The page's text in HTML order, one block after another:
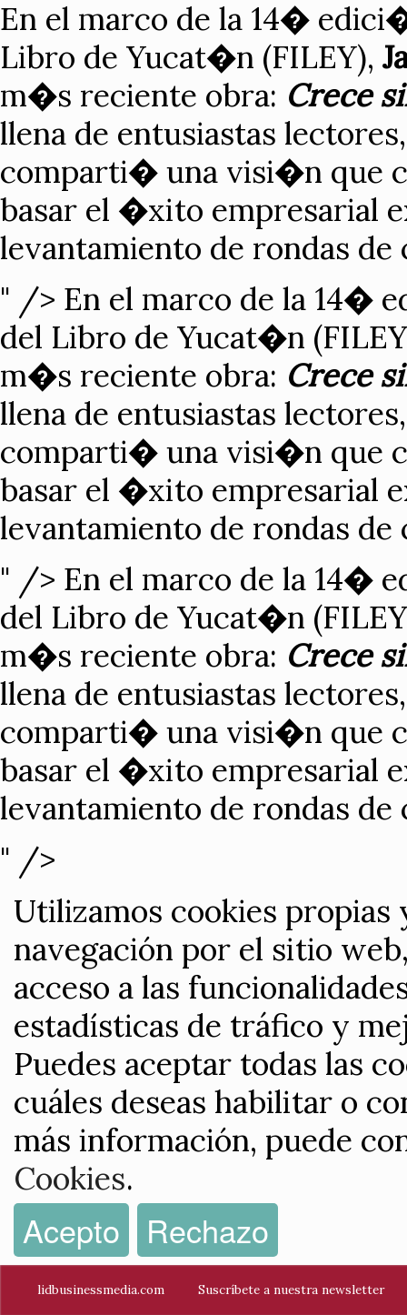
En el marco de la 14�
Libro de Yucat�n (FILEY),
m�s reciente obra: Crece
llena de entusiastas
comparti� una visi�n que
basar el �xito empresarial
levantamiento de rondas de
" /> En el marco de la 14�
del Libro de Yucat�n
m�s reciente obra: Crece
llena de entusiastas
comparti� una visi�n que
basar el �xito empresarial
levantamiento de rondas de
" /> En el marco de la 14�
del Libro de Yucat�n
m�s reciente obra: Crece
llena de entusiastas
comparti� una visi�n que
basar el �xito empresarial
levantamiento de rondas de
" />
Utilizamos cookies
navegación por el sitio
acceso a las
estadísticas de tráfico y
Puedes aceptar todas las
cuáles deseas habilitar o
más información, puede
Cookies.
Acepto Rechazo
lidbusinessmedia.com Suscríbete a nuestra newsletter